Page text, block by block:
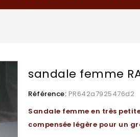
sandale femme
Référence: PR642a7925476d2
Sandale femme en très
compensée légère pour un